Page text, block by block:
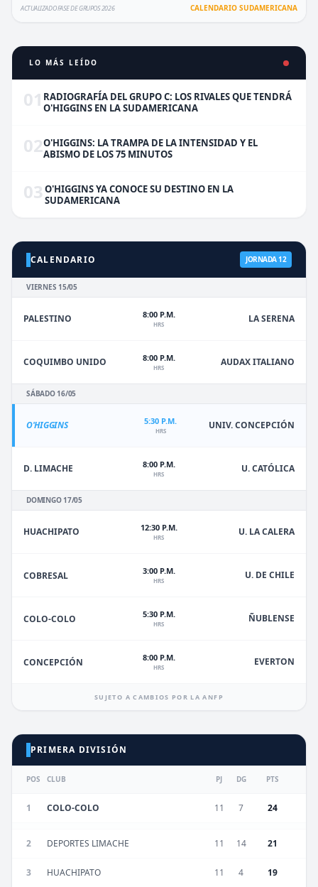
ACTUALIZADO FASE DE GRUPOS 2026 CALENDARIO SUDAMERICANA
LO MÁS LEÍDO
01 RADIOGRAFÍA DEL GRUPO C: LOS RIVALES QUE TENDRÁ
O'HIGGINS EN LA SUDAMERICANA
02O'HIGGINS: LA TRAMPA DE LA INTENSIDAD Y EL
ABISMO DE LOS 75 MINUTOS
03 O'HIGGINS YA CONOCE SU DESTINO EN LA
SUDAMERICANA
CALENDARIO JORNADA 12
VIERNES 15/05
PALESTINO 8:00 P.M.
HRS LA SERENA
COQUIMBO UNIDO 8:00 P.M.
HRS AUDAX ITALIANO
SÁBADO 16/05
O'HIGGINS 5:30 P.M.
HRS UNIV. CONCEPCIÓN
D. LIMACHE 8:00 P.M.
HRS U. CATÓLICA
DOMINGO 17/05
HUACHIPATO 12:30 P.M.
HRS U. LA CALERA
COBRESAL 3:00 P.M.
HRS U. DE CHILE
COLO-COLO 5:30 P.M.
HRS ÑUBLENSE
CONCEPCIÓN 8:00 P.M.
HRS EVERTON
SUJETO A CAMBIOS POR LA ANFP
PRIMERA DIVISIÓN
POS CLUB PJ DG PTS
1 COLO-COLO 11 7 24
2 DEPORTES LIMACHE 11 14 21
3 HUACHIPATO 11 4 19